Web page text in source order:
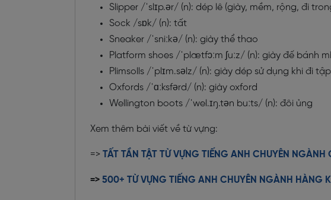
Slipper /ˈslɪp.ər/ (n): dép lê (giày, mềm, rộng, đi
Sock /sɒk/ (n): tất
Sneaker /ˈsniːkə/ (n): giày thể thao
Platform shoes /ˈplætfɔːm ʃuːz/ (n): giày đế bánh mì
Plimsolls /ˈplɪm.səlz/ (n): giày dép sử dụng khi đi
Oxfords /ˈɑːksfərd/ (n): giày oxford
Wellington boots /ˈwel.ɪŋ.tən buːts/ (n): đôi ủng
Xem thêm bài viết về từ vựng:
=> TẤT TẦN TẬT TỪ VỰNG TIẾNG ANH CHUYÊN NGÀNH
=> 500+ TỪ VỰNG TIẾNG ANH CHUYÊN NGÀNH HÀNG